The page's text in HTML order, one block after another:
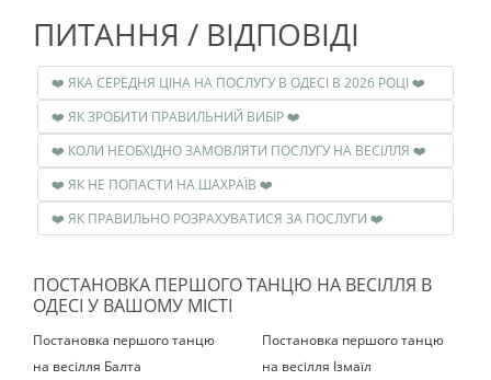
ПИТАННЯ / ВІДПОВІДІ
❤️ ЯКА СЕРЕДНЯ ЦІНА НА ПОСЛУГУ В ОДЕСІ В 2026 РОЦІ ❤️
❤️ ЯК ЗРОБИТИ ПРАВИЛЬНИЙ ВИБІР ❤️
❤️ КОЛИ НЕОБХІДНО ЗАМОВЛЯТИ ПОСЛУГУ НА ВЕСІЛЛЯ ❤️
❤️ ЯК НЕ ПОПАСТИ НА ШАХРАЇВ ❤️
❤️ ЯК ПРАВИЛЬНО РОЗРАХУВАТИСЯ ЗА ПОСЛУГИ ❤️
ПОСТАНОВКА ПЕРШОГО ТАНЦЮ НА ВЕСІЛЛЯ В
ОДЕСІ У ВАШОМУ МІСТІ
Постановка першого танцю
на весілля Балта
Постановка першого танцю
на весілля Ізмаїл